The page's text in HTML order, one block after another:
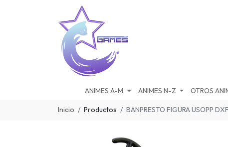
ANIMES A-M ANIMES N-Z OTROS
Inicio Productos BANPRESTO FIGURA USOPP